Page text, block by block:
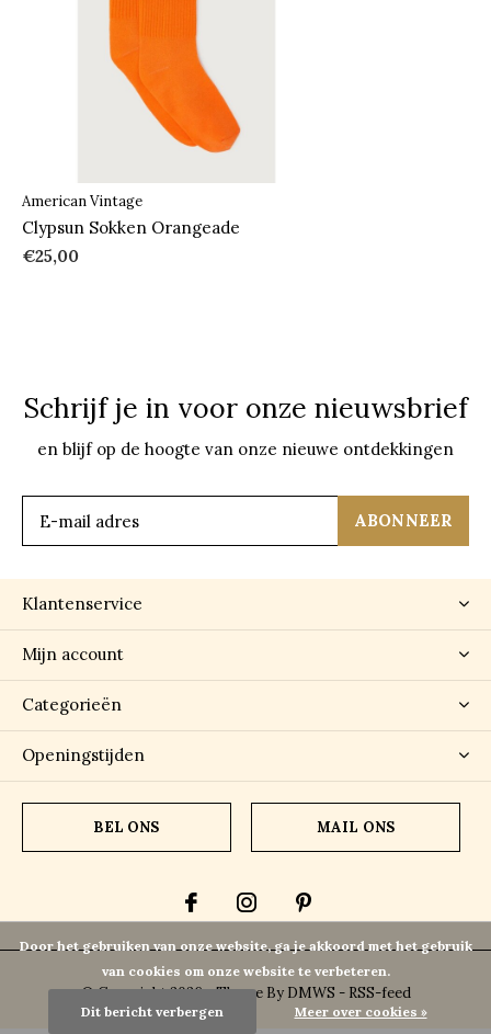
American Vintage
Clypsun Sokken Orangeade
€25,00
Schrijf je in voor onze nieuwsbrief
en blijf op de hoogte van onze nieuwe ontdekkingen
ABONNEER
Klantenservice
Mijn account
Categorieën
Openingstijden
BEL ONS MAIL ONS
© Copyright2026- Theme By DMWS - RSS-feed
Door het gebruiken van onze website, ga je akkoord met het gebruik
van cookies om onze website te verbeteren.
Dit bericht verbergen Meer over cookies »